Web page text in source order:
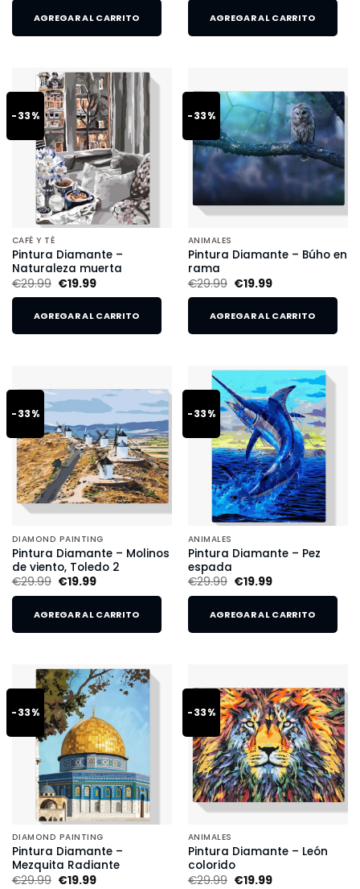
AGREGAR AL CARRITO AGREGAR AL CARRITO
-33%
CAFÉ Y TÉ
Pintura Diamante –
Naturaleza muerta
€29.99 €19.99
AGREGAR AL CARRITO
-33%
ANIMALES
Pintura Diamante – Búho en
rama
€29.99 €19.99
AGREGAR AL CARRITO
-33%
DIAMOND PAINTING
Pintura Diamante – Molinos
de viento, Toledo 2
€29.99 €19.99
AGREGAR AL CARRITO
-33%
ANIMALES
Pintura Diamante – Pez
espada
€29.99 €19.99
AGREGAR AL CARRITO
-33%
DIAMOND PAINTING
Pintura Diamante –
Mezquita Radiante
€29.99 €19.99
-33%
ANIMALES
Pintura Diamante – León
colorido
€29.99 €19.99